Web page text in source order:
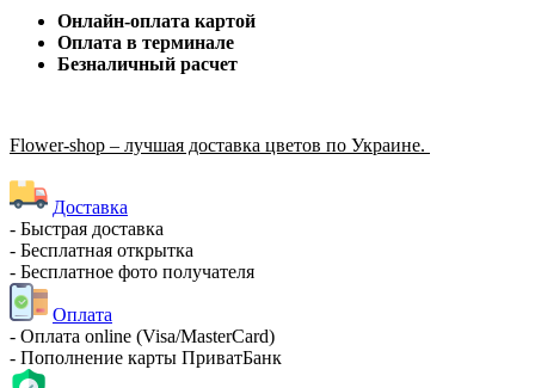
Онлайн-оплата картой
Оплата в терминале
Безналичный расчет
Flower-shop – лучшая доставка цветов по Украине.
Доставка
- Быстрая доставка
- Бесплатная открытка
- Бесплатное фото получателя
Оплата
- Оплата online (Visa/MasterCard)
- Пополнение карты ПриватБанк